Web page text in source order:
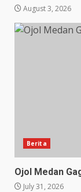
August 3, 2026
Berita
Ojol Medan
July 31, 2026